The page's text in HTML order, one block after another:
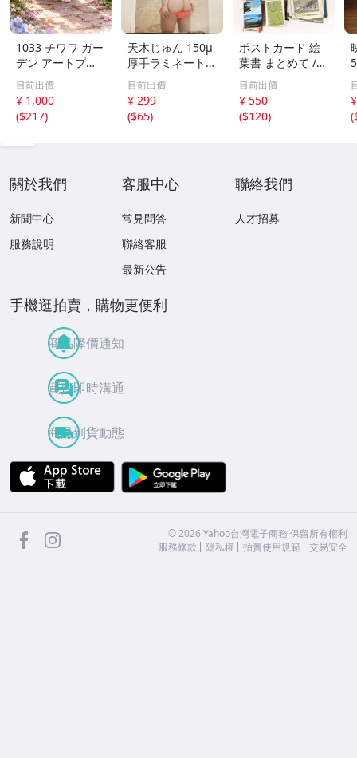
1033 チワワ ガー
デン アートプリ
ント 2L判 水彩画
風 犬 フラワー イ
ンテリア
目前出價
¥ 1,000
($217)
天木じゅん 150μ
厚手ラミネート加
工 6ページ 写真
集 SSS グラビア
切り抜き まとめ
て発送承ります。
目前出價
¥ 299
($65)
ポストカード 絵
葉書 まとめて /
大量 / アジア / 写
真 / 文化 / 観光 /
旅行 / はがき / 現
状品
目前出價
¥ 550
($120)
(
關於我們
新聞中心
服務說明
客服中心
常見問答
聯絡客服
最新公告
聯絡我們
人才招募
手機逛拍賣，購物更便利
商品降價通知
買賣即時溝通
商品到貨動態
APP Store
facebook ©2026 Yahoo台灣電子商務 保留所有權利
服務條款
隱私權 拍賣使用規範 交易安全